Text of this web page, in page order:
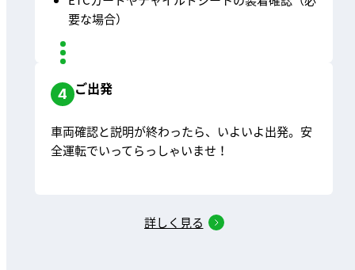
詳しく見る
要な場合）
4 ご出発
車両確認と説明が終わったら、いよいよ出発。安
全運転でいってらっしゃいませ！